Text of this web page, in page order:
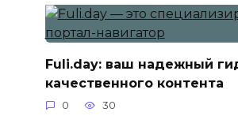
Fuli.day: ваш надежный
качественного контента
0 30